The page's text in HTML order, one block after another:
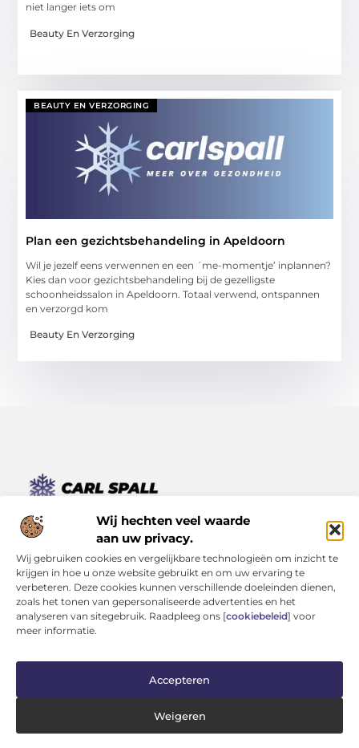
Wij hechten veel waarde
aan uw privacy.
Wij gebruiken cookies en vergelijkbare technologieën om inzicht te
krijgen in hoe u onze website gebruikt en om uw ervaring te
verbeteren. Deze cookies kunnen verschillende doeleinden dienen,
zoals het tonen van gepersonaliseerde advertenties en het
analyseren van sitegebruik. Raadpleeg ons [cookiebeleid] voor
meer informatie.
Accepteren
Weigeren
niet langer iets om
Beauty En Verzorging
BEAUTY EN VERZORGING
Plan een gezichtsbehandeling in Apeldoorn
Wil je jezelf eens verwennen en een ´me-momentje’ inplannen?
Kies dan voor gezichtsbehandeling bij de gezelligste
schoonheidssalon in Apeldoorn. Totaal verwend, ontspannen
en verzorgd kom
Beauty En Verzorging
Van kleine momenten tot grote inzichten – lees het hier.
Ontdek een verscheidenheid aan blogs en artikelen die je
dagelijks leven verrijken, van inspirerende verhalen tot
praktische tips.
Bericht categorie
Onze informatie